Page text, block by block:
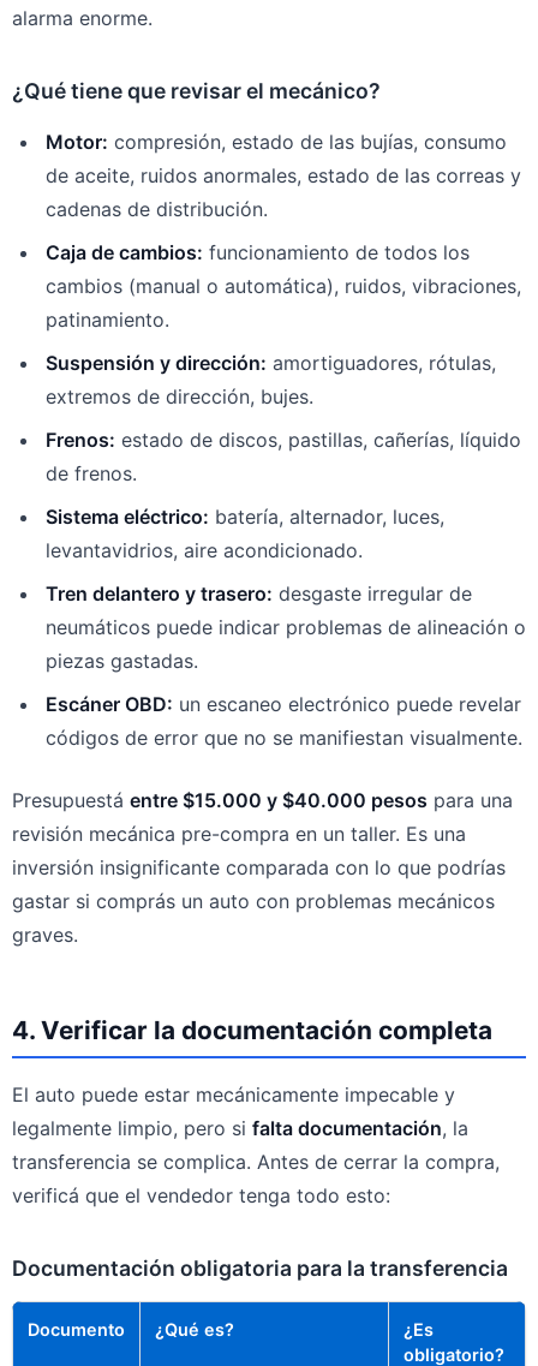
alarma enorme.
¿Qué tiene que revisar el mecánico?
Motor: compresión, estado de las bujías, consumo
de aceite, ruidos anormales, estado de las correas y
cadenas de distribución.
Caja de cambios: funcionamiento de todos los
cambios (manual o automática), ruidos, vibraciones,
patinamiento.
Suspensión y dirección: amortiguadores, rótulas,
extremos de dirección, bujes.
Frenos: estado de discos, pastillas, cañerías, líquido
de frenos.
Sistema eléctrico: batería, alternador, luces,
levantavidrios, aire acondicionado.
Tren delantero y trasero: desgaste irregular de
neumáticos puede indicar problemas de alineación o
piezas gastadas.
Escáner OBD: un escaneo electrónico puede revelar
códigos de error que no se manifiestan visualmente.
Presupuestá entre $15.000 y $40.000 pesos para una
revisión mecánica pre-compra en un taller. Es una
inversión insignificante comparada con lo que podrías
gastar si comprás un auto con problemas mecánicos
graves.
4. Verificar la documentación completa
El auto puede estar mecánicamente impecable y
legalmente limpio, pero si falta documentación, la
transferencia se complica. Antes de cerrar la compra,
verificá que el vendedor tenga todo esto:
Documentación obligatoria para la transferencia
Documento ¿Qué es?
¿Es
obligatorio?